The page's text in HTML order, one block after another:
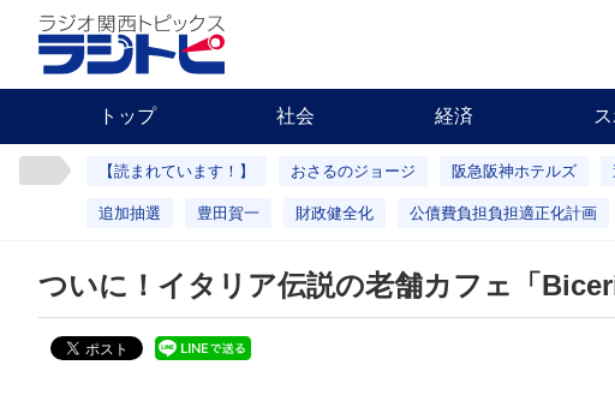
トップ 社会 経済
【読まれています！】 おさるのジョージ 阪急阪神ホテルズ
追加抽選 豊田賀一 財政健全化 公債費負担負担適正化計画
ついに！イタリア伝説の老舗カフェ「